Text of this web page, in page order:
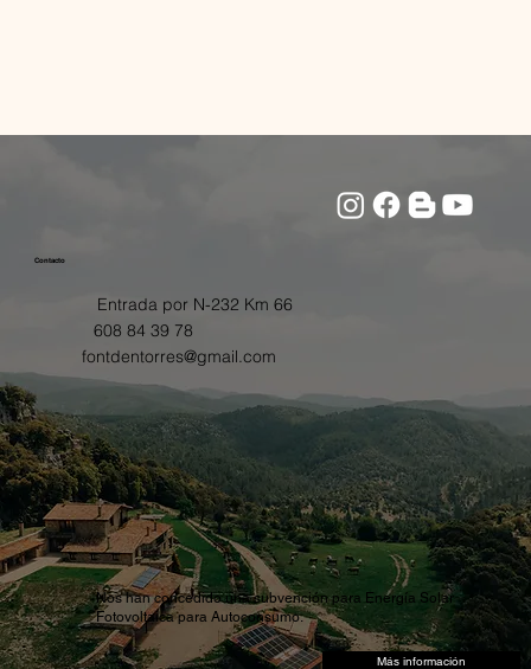
Contacto
Entrada por N-232 Km 66
608 84 39 78
fontdentorres@gmail.com
Nos han concedido una subvención para Energía Solar
Fotovoltaica para Autoconsumo.
Más información